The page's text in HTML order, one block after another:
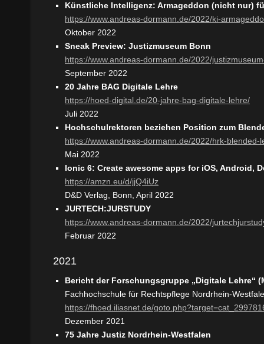
Künstliche Intelligenz: Armageddon (nicht nur)
https://www.andreas-dormann.de/2022/ki-
Oktober 2022
Sneak Preview: Justizmuseum Bonn
https://www.andreas-dormann.de/2022/
September 2022
20 Jahre BAG Digitale Lehre
https://hoed-digital.de/20-jahre-bag-digitale-lehre/
Juli 2022
Hochschulrektoren beziehen Position zum
https://www.andreas-dormann.de/2022/hrk-blended-
Mai 2022
Ionic 6: Create awesome apps for iOS, Android,
https://amzn.eu/d/jjQ4iUz
D&D Verlag, Bonn, April 2022
JURTECH:JURSTUDY
https://www.andreas-dormann.de/2022/
Februar 2022
2021
Bericht der Forschungsgruppe „Digitale Lehre“
Fachhochschule für Rechtspflege Nordrhein-
https://fhoed.iliasnet.de/
Dezember 2021
75 Jahre Justiz Nordrhein-Westfalen